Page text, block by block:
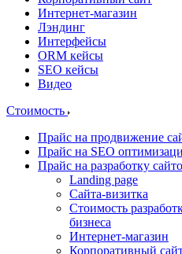
Интернет-магазин
Лэндинг
Интерфейсы
ORM кейсы
SEO кейсы
Видео
Стоимость
Прайс на продвижение
Прайс на SEO
Прайс на разработку
Landing page
Cайта-визитка
Стоимость
бизнеса
Интернет-магазин
Корпоративный